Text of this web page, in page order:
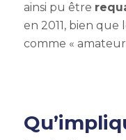
ainsi pu être
en 2011, bien
comme «